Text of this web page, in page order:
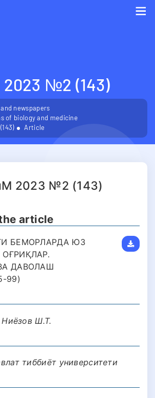
№2 (143)
newspapers
of biology and medicine
Article
2023 №2 (143)
article
БЕМОРЛАРДА ЮЗ
ДАВОЛАШ
99)
Ш.Т.
тиббиёт университети